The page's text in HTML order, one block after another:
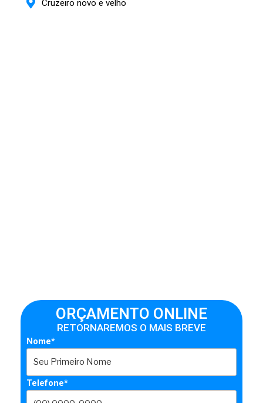
Cruzeiro novo e velho
ORÇAMENTO ONLINE
RETORNAREMOS O MAIS BREVE
Nome*
Telefone*